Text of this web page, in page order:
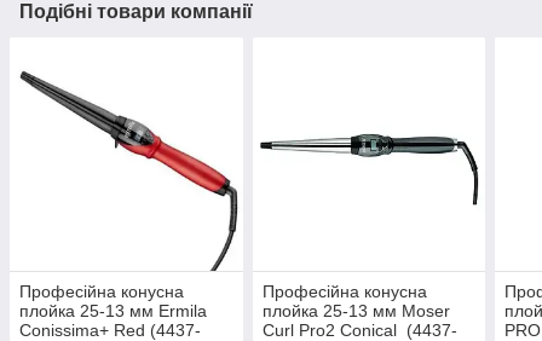
Подібні товари компанії
Професійна конусна
плойка 25-13 мм Ermila
Conissima+ Red (4437-
Професійна конусна
плойка 25-13 мм Moser
Curl Pro2 Conical (4437-